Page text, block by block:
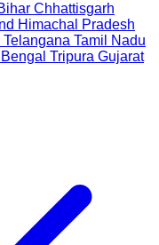
Chhattisgarh
Himachal Pradesh
Telangana Tamil Nadu
Tripura Gujarat